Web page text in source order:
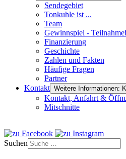
Sendegebiet
Tonkuhle ist ...
Team
Gewinnspiel -
Finanzierung
Geschichte
Zahlen und Fakten
Häufige Fragen
Partner
Kontakt Weitere Informationen:
Kontakt, Anfahrt &
Mitschnitte
Suchen